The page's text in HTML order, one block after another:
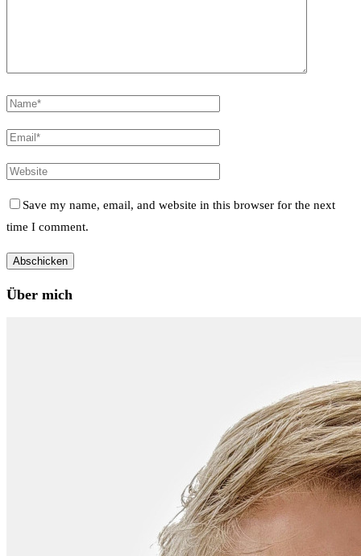
Save my name, email, and website in this browser for the next
time I comment.
Über mich